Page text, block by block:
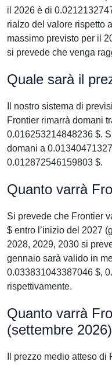
il 2026 è di
rialzo del valore rispetto
massimo previsto per il
si prevede che venga
Quale sarà il
Il nostro sistema di
Frontier rimarrà domani
0.016253214848236 $.
domani a
0.012872546159803 $.
Quanto varrà
Si prevede che Frontier
$ entro l’inizio del 2027
2028, 2029, 2030 si
gennaio sarà valido in
0.033831043387046 $,
rispettivamente.
Quanto varrà
(settembre
Il prezzo medio atteso